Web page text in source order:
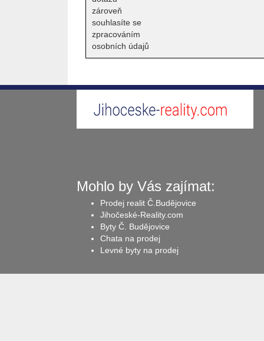
zároveň
souhlasíte se
zpracováním
osobních údajů
Mohlo by Vás zajímat:
Prodej realit Č.Budějovice
Jihočeské-Reality.com
Byty Č. Budějovice
Chata na prodej
Levné byty na prodej